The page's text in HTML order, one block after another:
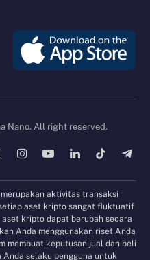
Nano. All right reserved.
InstagramYouTubeLinkedInTikTok
aktivitas transaksi
aset kripto sangat fluktuatif
kripto dapat berubah secara
Anda menggunakan riset Anda
membuat keputusan jual dan beli
selaku pengguna untuk